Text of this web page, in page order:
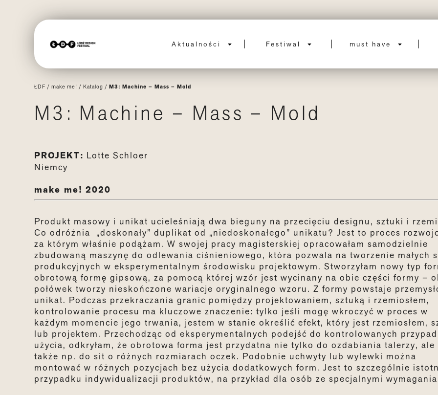
Aktualności Festiwal must have
ŁDF / make me! / Katalog / M3: Machine – Mass – Mold
M3: Machine – Mass – Mold
PROJEKT: Lotte Schloer
Niemcy
make me! 2020
Produkt masowy i unikat ucieleśniają dwa bieguny na przecięciu designu, sztuki i
Co odróżnia „doskonały” duplikat od „niedoskonałego” unikatu? Jest to proces
za którym właśnie podążam. W swojej pracy magisterskiej opracowałam samodzielnie
zbudowaną maszynę do odlewania ciśnieniowego, która pozwala na tworzenie małych
produkcyjnych w eksperymentalnym środowisku projektowym. Stworzyłam nowy typ
obrotową formę gipsową, za pomocą której wzór jest wycinany na obie części formy –
połówek tworzy nieskończone wariacje oryginalnego wzoru. Z formy powstaje
unikat. Podczas przekraczania granic pomiędzy projektowaniem, sztuką i rzemiosłem,
kontrolowanie procesu ma kluczowe znaczenie: tylko jeśli mogę wkroczyć w proces w
każdym momencie jego trwania, jestem w stanie określić efekt, który jest rzemiosłem,
lub projektem. Przechodząc od eksperymentalnych podejść do kontrolowanych
użycia, odkryłam, że obrotowa forma jest przydatna nie tylko do ozdabiania talerzy, ale
także np. do sit o różnych rozmiarach oczek. Podobnie uchwyty lub wylewki można
montować w różnych pozycjach bez użycia dodatkowych form. Jest to szczególnie
przypadku indywidualizacji produktów, na przykład dla osób ze specjalnymi